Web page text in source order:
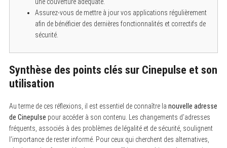
Assurez-vous de mettre à jour vos applications régulièrement
afin de bénéficier des dernières fonctionnalités et correctifs de
sécurité.
Synthèse des points clés sur Cinepulse et son
utilisation
Au terme de ces réflexions, il est essentiel de connaître la nouvelle adresse
de Cinepulse pour accéder à son contenu. Les changements d’adresses
fréquents, associés à des problèmes de légalité et de sécurité, soulignent
l’importance de rester informé. Pour ceux qui cherchent des alternatives,